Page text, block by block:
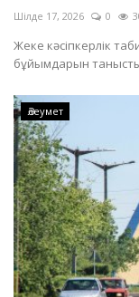
Шілде 17, 2026 0
Жеке кәсіпкерлік
бұйымдарын
Әлеумет